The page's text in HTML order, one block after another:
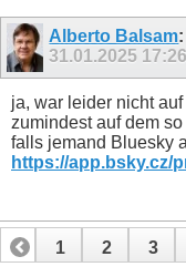
Alberto Balsam:
31.01.2025 17:26
ja, war leider nicht
zumindest auf dem
falls jemand Bluesky
https://app.bsky.cz/
1 2 3